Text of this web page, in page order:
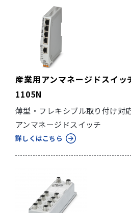
産業用アンマネージドスイッ
1105N
薄型・フレキシブル取り付け
アンマネージドスイッチ
詳しくはこちら